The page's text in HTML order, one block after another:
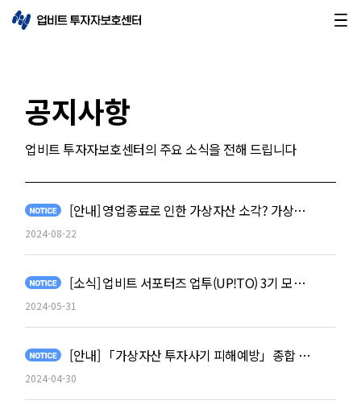
공지사항
업비트 투자자보호센터의 주요 소식을 전해 드립니다
[안내] 영업종료로 인한 가상자산 소각? 가상자산사업자 사칭 사기를 의심하세요!
2024-08-22
[소식] 업비트 서포터즈 업투(UP!TO) 3기 모집공고 (6/24~7/19)
2024-05-31
[안내] 「가상자산 투자사기 피해예방」종합 홍보 실시
2024-04-30